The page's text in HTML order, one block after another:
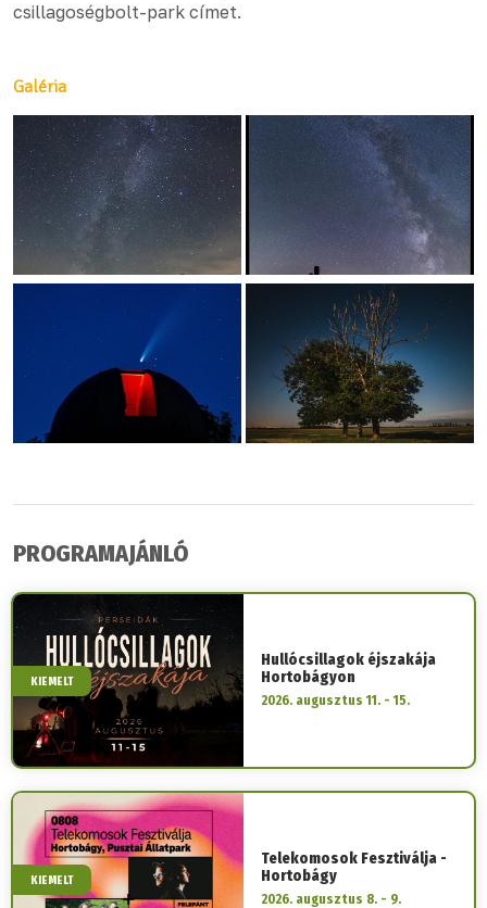
csillagoségbolt-park címet.
Galéria
PROGRAMAJÁNLÓ
KIEMELT
Hullócsillagok éjszakája
Hortobágyon
2026. augusztus 11. - 15.
KIEMELT
Telekomosok Fesztiválja -
Hortobágy
2026. augusztus 8. - 9.